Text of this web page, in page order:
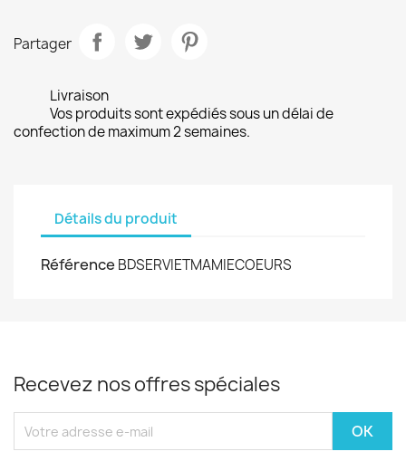
Partager
Livraison
Vos produits sont expédiés sous un délai de
confection de maximum 2 semaines.
Détails du produit
Référence BDSERVIETMAMIECOEURS
Recevez nos offres spéciales